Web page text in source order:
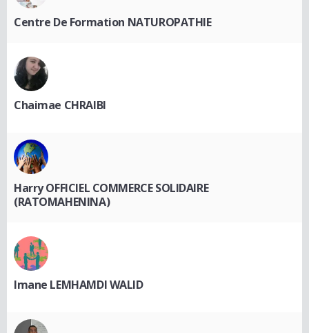
Centre De Formation NATUROPATHIE
Chaimae CHRAIBI
Harry OFFICIEL COMMERCE SOLIDAIRE
(RATOMAHENINA)
Imane LEMHAMDI WALID